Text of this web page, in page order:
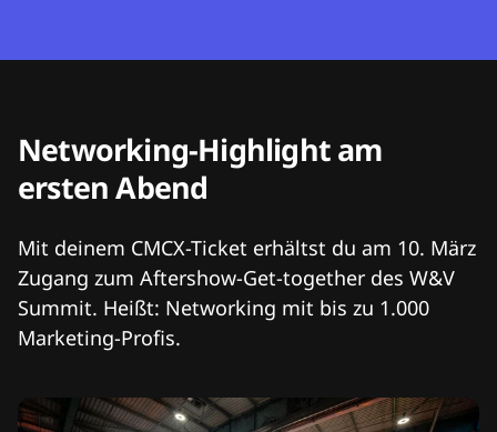
Networking-Highlight am
ersten Abend
Mit deinem CMCX-Ticket erhältst du am 10. März
Zugang zum Aftershow-Get-together des W&V
Summit. Heißt: Networking mit bis zu 1.000
Marketing-Profis.